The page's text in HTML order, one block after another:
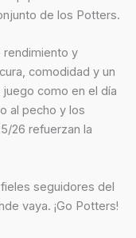
de los Potters.
rendimiento y
comodidad y un
como en el día
al pecho y los
26 refuerzan la
seguidores del
vaya. ¡Go Potters!